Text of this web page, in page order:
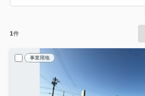
1件
事業用地